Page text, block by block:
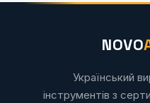
NOVO
Український
інструментів з